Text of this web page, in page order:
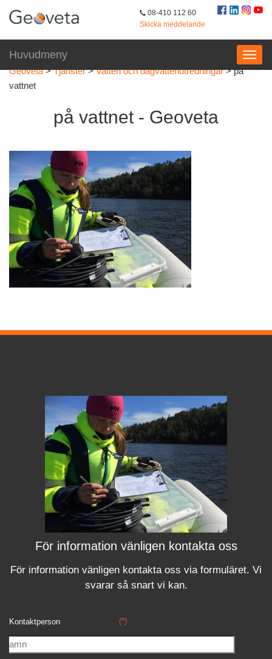
08-410 112 60
Skicka meddelande
Huvudmeny
Geoveta>Tjänster>Vatten och dagvattenutredningar>på
vattnet
på vattnet - Geoveta
För information vänligen kontakta oss
För information vänligen kontakta oss via formuläret. Vi
svararså snart vi kan.
Kontaktperson (*)